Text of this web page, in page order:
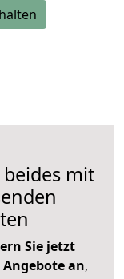
beides mit
Sie jetzt
an,